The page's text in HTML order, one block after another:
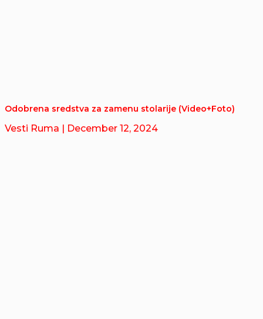
Odobrena sredstva za zamenu stolarije (Video+Foto)
Vesti Ruma | December 12, 2024